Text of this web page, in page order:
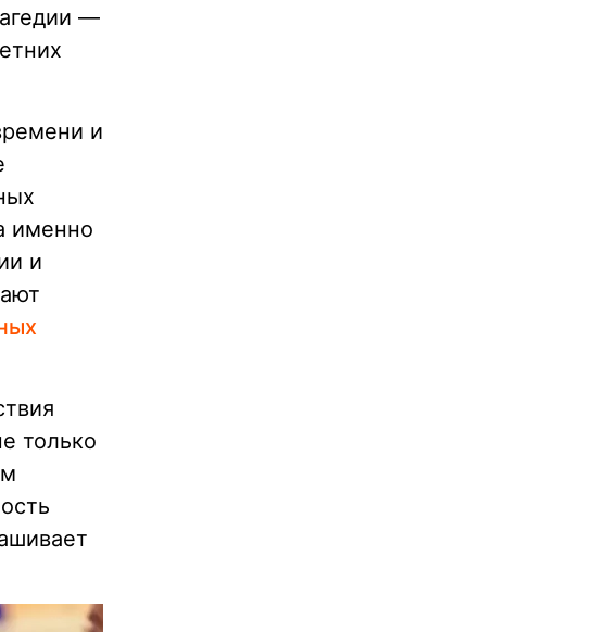
—
и
именно
и
только